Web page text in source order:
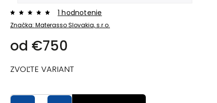
Značka: Materasso Slovakia, s.r.o.
1 hodnotenie
od €750
ZVOĽTE VARIANT